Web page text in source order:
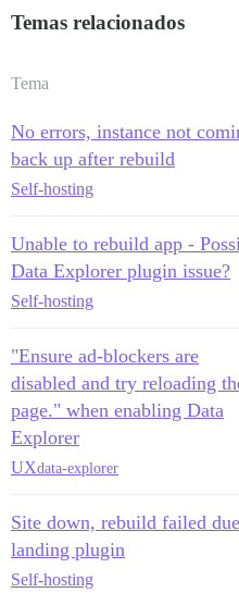
Temas relacionados
Tema
No errors, instance not
back up after rebuild
Self-hosting
Unable to rebuild app -
Data Explorer plugin issue?
Self-hosting
"Ensure ad-blockers are
disabled and try reloading
page." when enabling Data
Explorer
UXdata-explorer
Site down, rebuild failed
landing plugin
Self-hosting